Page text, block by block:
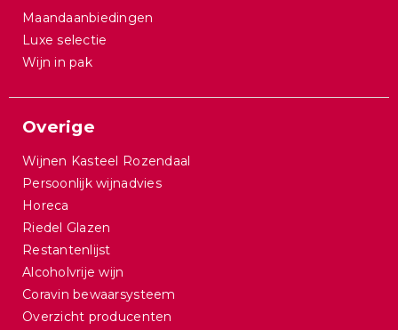
Maandaanbiedingen
Luxe selectie
Wijn in pak
Overige
Wijnen Kasteel Rozendaal
Persoonlijk wijnadvies
Horeca
Riedel Glazen
Restantenlijst
Alcoholvrije wijn
Coravin bewaarsysteem
Overzicht producenten